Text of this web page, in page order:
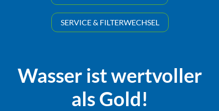
SERVICE & FILTERWECHSEL
Wasser ist wertvoller
als Gold!